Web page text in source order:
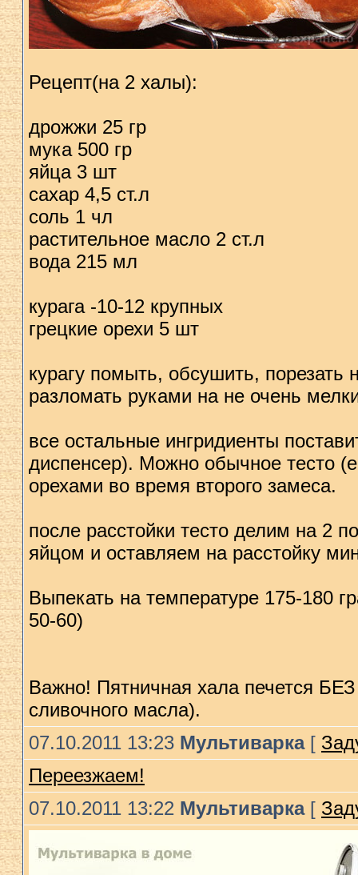
Рецепт(на 2 халы):
дрожжи 25 гр
мука 500 гр
яйца 3 шт
сахар 4,5 ст.л
соль 1 чл
растительное масло 2 ст.л
вода 215 мл
курага -10-12 крупных
грецкие орехи 5 шт
курагу помыть, обсушить, порезать
разломать руками на не очень
все остальные ингридиенты
диспенсер). Можно обычное тесто
орехами во время второго замеса.
после расстойки тесто делим на 2
яйцом и оставляем на расстойку
Выпекать на температуре 175-180
50-60)
Важно! Пятничная хала печется
сливочного масла).
07.10.2011 13:23 Мультиварка[
Переезжаем!
07.10.2011 13:22 Мультиварка[